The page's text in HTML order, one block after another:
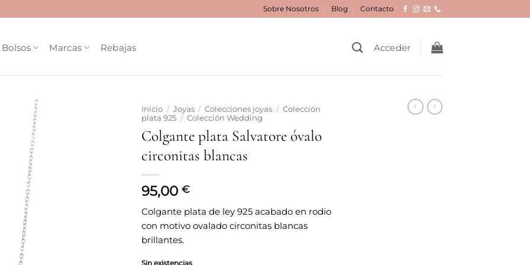
Sobre Nosotros Blog Contacto
Bolsos Marcas Rebajas Acceder
Inicio / Joyas / Colecciones joyas / Colección
plata 925 / Colección Wedding
Colgante plata Salvatore óvalo
circonitas blancas
95,00 €
Colgante plata de ley 925 acabado en rodio
con motivo ovalado circonitas blancas
brillantes.
Sin existencias